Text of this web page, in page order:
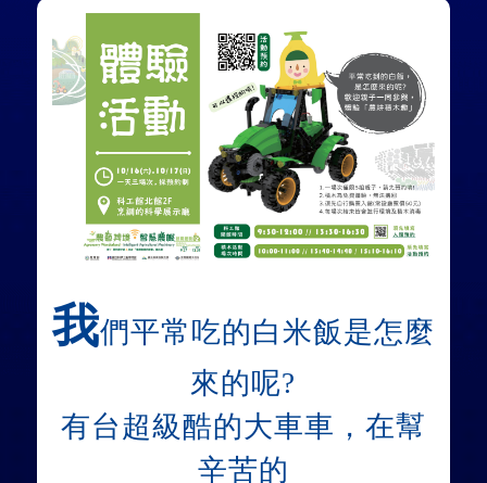
我們平常吃的白米飯是怎麼
來的呢?
有台超級酷的大車車，在幫
辛苦的